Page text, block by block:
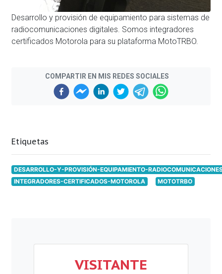
Desarrollo y provisión de equipamiento para sistemas de
radiocomunicaciones digitales. Somos integradores
certificados Motorola para su plataforma MotoTRBO.
COMPARTIR EN MIS REDES SOCIALES
Etiquetas
DESARROLLO-Y-PROVISIÓN-EQUIPAMIENTO-
INTEGRADORES-CERTIFICADOS-MOTOROLA
MOTOTRBO
VISITANTE